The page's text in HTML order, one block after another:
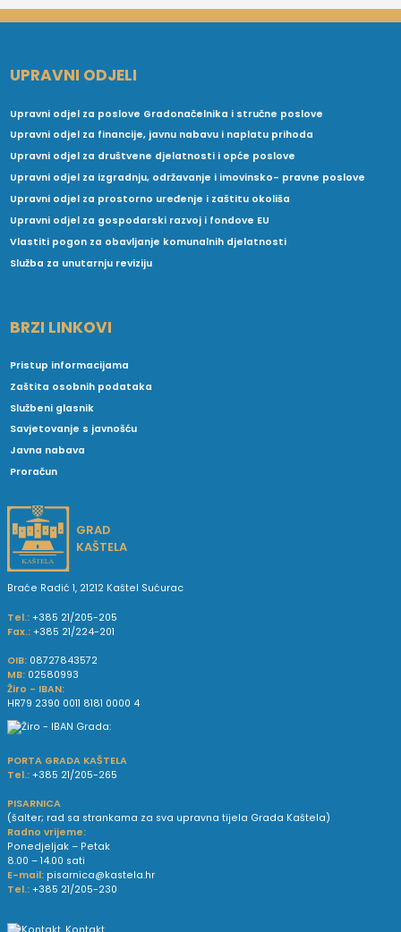
UPRAVNI ODJELI
Upravni odjel za poslove Gradonačelnika i stručne poslove
Upravni odjel za financije, javnu nabavu i naplatu prihoda
Upravni odjel za društvene djelatnosti i opće poslove
Upravni odjel za izgradnju, održavanje i imovinsko- pravne poslove
Upravni odjel za prostorno uređenje i zaštitu okoliša
Upravni odjel za gospodarski razvoj i fondove EU
Vlastiti pogon za obavljanje komunalnih djelatnosti
Služba za unutarnju reviziju
BRZI LINKOVI
Pristup informacijama
Zaštita osobnih podataka
Službeni glasnik
Savjetovanje s javnošću
Javna nabava
Proračun
GRAD
KAŠTELA
Braće Radić 1, 21212 Kaštel Sućurac
Tel.: +385 21/205-205
Fax.: +385 21/224-201
OIB: 08727843572
MB: 02580993
Žiro - IBAN:
HR79 2390 0011 8181 0000 4
PORTA GRADA KAŠTELA
Tel.: +385 21/205-265
PISARNICA
(šalter; rad sa strankama za sva upravna tijela Grada Kaštela)
Radno vrijeme:
Ponedjeljak – Petak
8.00 – 14.00 sati
E-mail: pisarnica@kastela.hr
Tel.: +385 21/205-230